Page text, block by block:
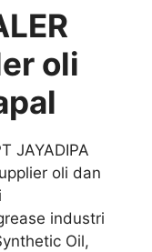
oli
JAYADIPA
oli dan
industri
Oil,